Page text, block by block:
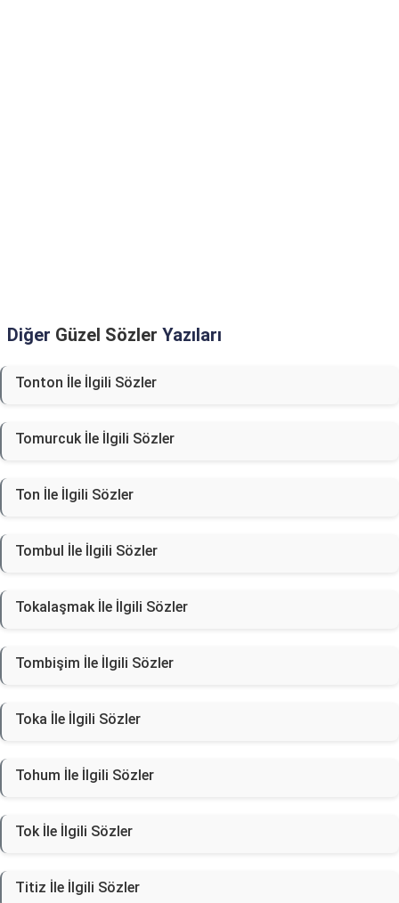
Diğer Güzel Sözler Yazıları
Tonton İle İlgili Sözler
Tomurcuk İle İlgili Sözler
Ton İle İlgili Sözler
Tombul İle İlgili Sözler
Tokalaşmak İle İlgili Sözler
Tombişim İle İlgili Sözler
Toka İle İlgili Sözler
Tohum İle İlgili Sözler
Tok İle İlgili Sözler
Titiz İle İlgili Sözler